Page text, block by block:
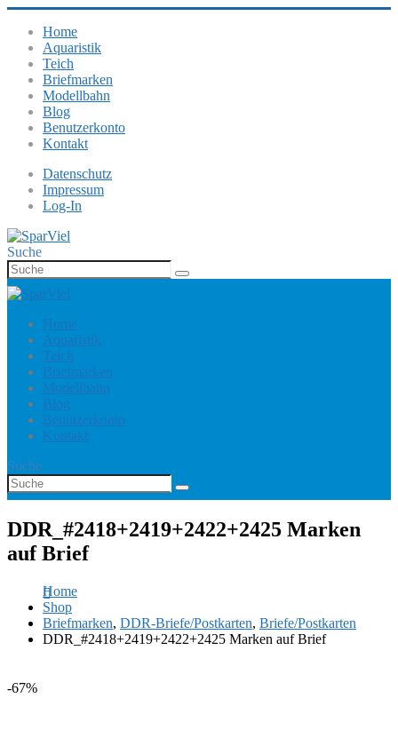
Home
Aquaristik
Teich
Briefmarken
Modellbahn
Blog
Benutzerkonto
Kontakt
Datenschutz
Impressum
Log-In
Suche
Home
Aquaristik
Teich
Briefmarken
Modellbahn
Blog
Benutzerkonto
Kontakt
Suche
DDR_#2418+2419+2422+2425 Marken
auf Brief
Home
Shop
Briefmarken, DDR-Briefe/Postkarten, Briefe/Postkarten
DDR_#2418+2419+2422+2425 Marken auf Brief
-67%